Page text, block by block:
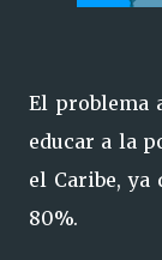
El problema
educar a la
el Caribe, ya
80%.